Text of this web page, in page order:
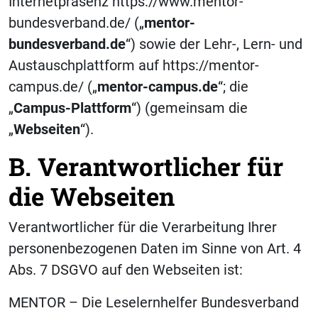
bundesverband.de/ („mentor-
bundesverband.de“) sowie der Lehr-, Lern- und
Austauschplattform auf https://mentor-
campus.de/ („mentor-campus.de“; die
„Campus-Plattform“) (gemeinsam die
„Webseiten“).
B. Verantwortlicher für
die Webseiten
Verantwortlicher für die Verarbeitung Ihrer
personenbezogenen Daten im Sinne von Art. 4
Abs. 7 DSGVO auf den Webseiten ist:
MENTOR – Die Leselernhelfer Bundesverband